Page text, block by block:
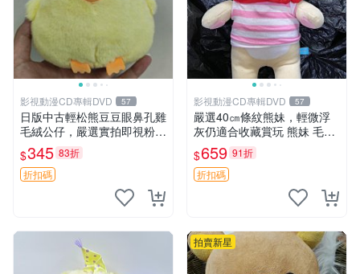
影視動漫CD專輯DVD 57
日版中古輕松熊豆豆眼鼻孔雞
毛絨公仔，嚴選實拍即視粉絲
必買 公仔紙箱氣泡膜精心包
裝快速發貨 輕松熊 公仔 雞毛
絨
$345 83折
折扣碼
影視動漫CD專輯DVD 57
嚴選40㎝條紋熊妹，輕微浮
灰仍適合收藏賞玩 熊妹 毛絨
玩具 浮雕熊
$659 91折
折扣碼
拍賣新星